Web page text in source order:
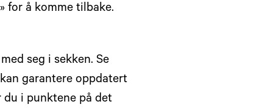
for å komme tilbake.
seg i sekken. Se
garantere oppdatert
i punktene på det